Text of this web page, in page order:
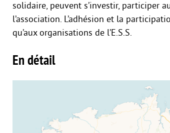
solidaire, peuvent s’investir, participer
l’association. L’adhésion et la
qu’aux organisations de l’E.S.S.
En détail